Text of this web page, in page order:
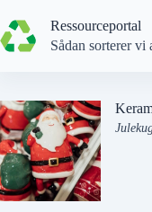
til
indhold
Ressourceportal
Sådan sorterer vi